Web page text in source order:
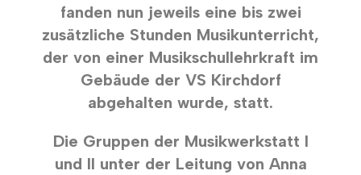
fanden nun jeweils eine bis zwei
zusätzliche Stunden Musikunterricht,
der von einer Musikschullehrkraft im
Gebäude der VS Kirchdorf
abgehalten wurde, statt.
Die Gruppen der Musikwerkstatt I
und II unter der Leitung von Anna